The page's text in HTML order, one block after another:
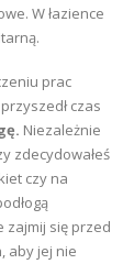
W łazience
prac
czas
Niezależnie
zdecydowałeś
czy na
zajmij się przed
aby jej nie